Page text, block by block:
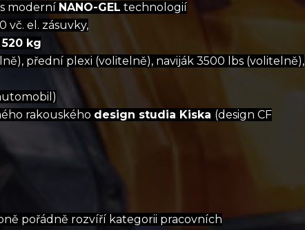
moderní NANO-GEL technologií
vč. el. zásuvky,
kg
přední plexi (volitelně), naviják 3500 lbs (volitelně),
rakouského design studia Kiska (design CF
pořádně rozvíří kategorii pracovních